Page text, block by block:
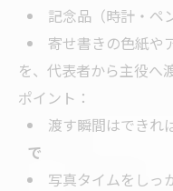
記念品（時計・ペ
寄せ書きの色紙や
を、代表者から主役へ
ポイント：
渡す瞬間はできれ
で
写真タイムをしっ